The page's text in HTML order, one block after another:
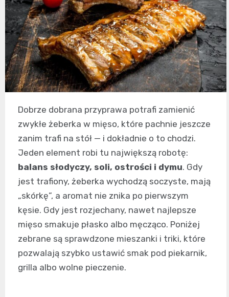
Dobrze dobrana przyprawa potrafi zamienić
zwykłe żeberka w mięso, które pachnie jeszcze
zanim trafi na stół — i dokładnie o to chodzi.
Jeden element robi tu największą robotę:
balans słodyczy, soli, ostrości i dymu. Gdy
jest trafiony, żeberka wychodzą soczyste, mają
„skórkę”, a aromat nie znika po pierwszym
kęsie. Gdy jest rozjechany, nawet najlepsze
mięso smakuje płasko albo męcząco. Poniżej
zebrane są sprawdzone mieszanki i triki, które
pozwalają szybko ustawić smak pod piekarnik,
grilla albo wolne pieczenie.